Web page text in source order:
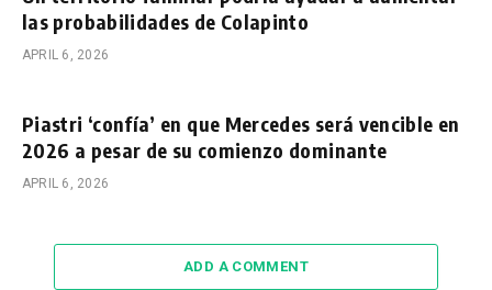
las probabilidades de Colapinto
APRIL 6, 2026
Piastri ‘confía’ en que Mercedes será vencible en
2026 a pesar de su comienzo dominante
APRIL 6, 2026
ADD A COMMENT